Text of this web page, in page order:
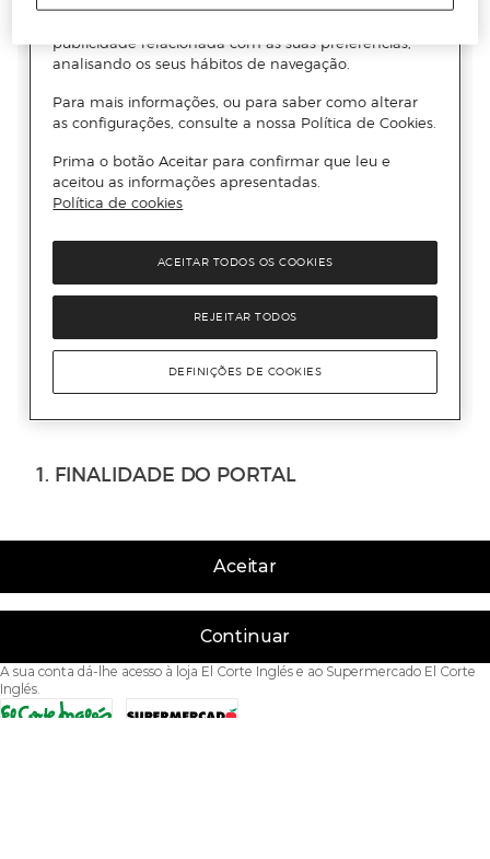
Aceitar
Continuar
A sua conta dá-lhe acesso à loja El Corte Inglés e ao Supermercado El Corte
Inglés.